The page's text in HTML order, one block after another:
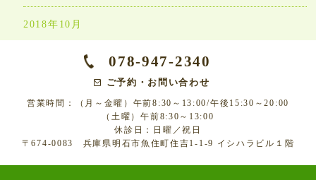
2018年10月
078-947-2340
ご予約・お問い合わせ
営業時間：（月～金曜）午前8:30～13:00/午後15:30～20:00
（土曜）午前8:30～13:00
休診日：日曜／祝日
〒674-0083 兵庫県明石市魚住町住吉1-1-9 イシハラビル１階